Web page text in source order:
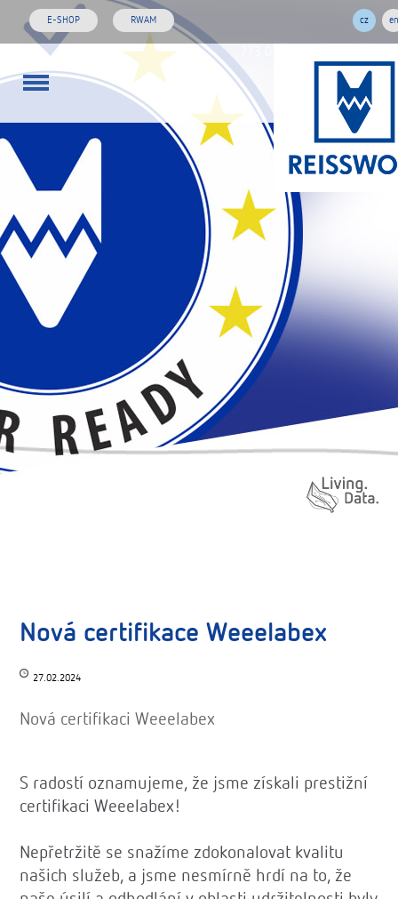
E-SHOP RWAM cz en
Nová certifikace Weeelabex
27.02.2024
Nová certifikaci Weeelabex
S radostí oznamujeme, že jsme získali prestižní
certifikaci Weeelabex!
Nepřetržitě se snažíme zdokonalovat kvalitu
našich služeb, a jsme nesmírně hrdí na to, že